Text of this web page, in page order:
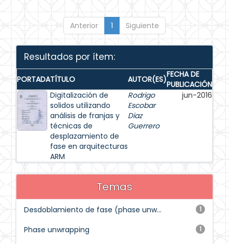
Anterior 1 Siguiente
Resultados por ítem:
PORTADATÍTULO AUTOR(ES)FECHA DE
PUBLICACIÓN
Digitalización de
solidos utilizando
análisis de franjas y
técnicas de
desplazamiento de
fase en arquitecturas
ARM
Rodrigo
Escobar
Diaz
Guerrero
jun-2016
Temas
1
Desdoblamiento de fase (phase unw...
1
Phase unwrapping